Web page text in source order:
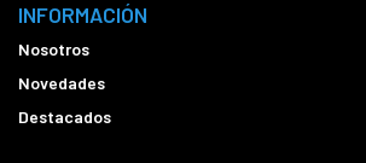
INFORMACIÓN
Nosotros
Novedades
Destacados